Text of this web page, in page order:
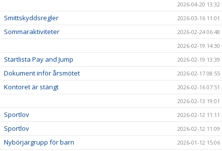
2026-04-20 13:32
Smittskyddsregler 2026-03-16 11:01
Sommaraktiviteter
2026-02-24 06:48
2026-02-19 14:30
Startlista Pay and Jump 2026-02-19 13:39
Dokument inför årsmötet 2026-02-17 08:55
Kontoret är stängt
2026-02-16 07:51
2026-02-13 19:01
Sportlov 2026-02-12 11:11
Sportlov 2026-02-12 11:09
Nybörjargrupp för barn 2026-01-12 15:06